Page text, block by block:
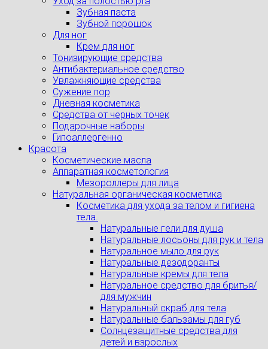
Зубная паста
Зубной порошок
Для ног
Крем для ног
Тонизирующие средства
Антибактериальное средство
Увлажняющие средства
Сужение пор
Дневная косметика
Средства от черных точек
Подарочные наборы
Гипоаллергенно
Красота
Косметические масла
Аппаратная косметология
Мезороллеры для лица
Натуральная органическая косметика
Косметика для ухода за телом и гигиена
тела.
Натуральные гели для душа
Натуральные лосьоны для рук и тела
Натуральное мыло для рук
Натуральные дезодоранты
Натуральные кремы для тела
Натуральное средство для бритья/
для мужчин
Натуральный скраб для тела
Натуральные бальзамы для губ
Солнцезащитные средства для
детей и взрослых